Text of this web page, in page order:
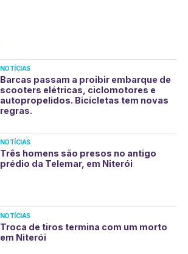
NOTÍCIAS
Barcas passam a proibir embarque de
scooters elétricas, ciclomotores e
autopropelidos. Bicicletas tem novas
regras.
NOTÍCIAS
Três homens são presos no antigo
prédio da Telemar, em Niterói
NOTÍCIAS
Troca de tiros termina com um morto
em Niterói